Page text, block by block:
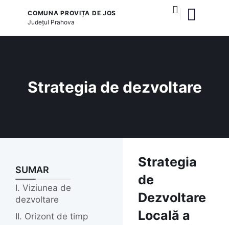
COMUNA PROVIȚA DE JOS
Județul Prahova
Strategia de dezvoltare
SUMAR
I. Viziunea de
dezvoltare
II. Orizont de timp
Strategia
de
Dezvoltare
Locală a